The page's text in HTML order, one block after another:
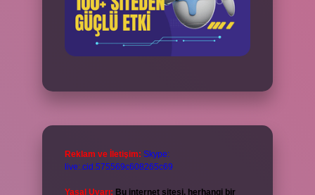
Reklam ve İletişim: Skype:
live:.cid.575569c608265c69
Yasal Uyarı: Bu internet sitesi, herhangi bir